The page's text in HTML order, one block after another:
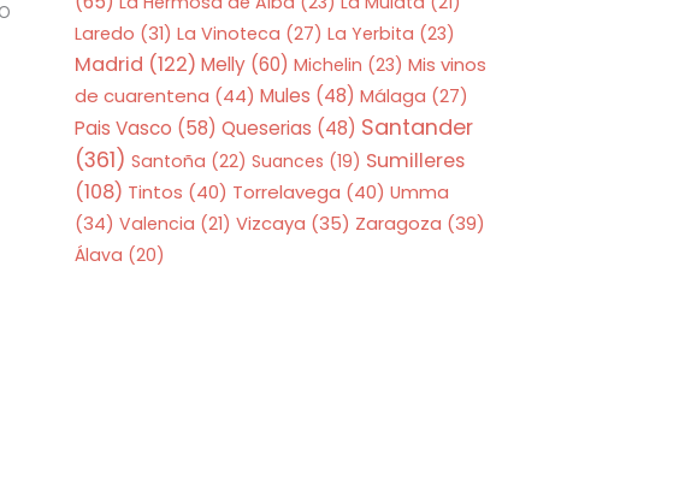
Laredo (31) La Vinoteca (27) La Yerbita (23)
Madrid (122) Melly (60) Michelin (23) Mis vinos
de cuarentena (44) Mules (48) Málaga (27)
Pais Vasco (58) Queserias (48) Santander
(361) Santoña (22) Suances (19) Sumilleres
(108) Tintos (40) Torrelavega (40) Umma
(34) Valencia (21) Vizcaya (35) Zaragoza (39)
Álava (20)